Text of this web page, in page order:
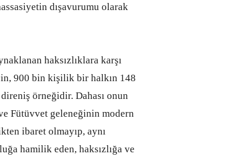
dışavurumu olarak
haksızlıklara karşı
900 bin kişilik bir halkın 148
örneğidir. Dahası onun
Fütüvvet geleneğinin modern
ibaret olmayıp, aynı
hamilik eden, haksızlığa ve